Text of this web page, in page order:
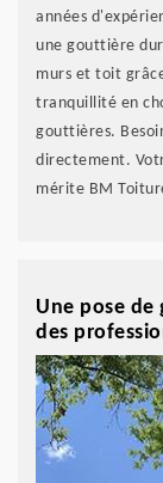
années
une gouttière
murs et toit
tranquillité en
gouttières.
directement.
mérite BM
Une pose
des